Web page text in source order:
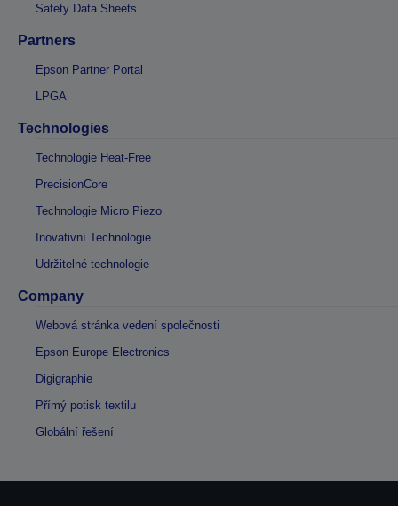
Safety Data Sheets
Partners
Epson Partner Portal
LPGA
Technologies
Technologie Heat-Free
PrecisionCore
Technologie Micro Piezo
Inovativní Technologie
Udržitelné technologie
Company
Webová stránka vedení společnosti
Epson Europe Electronics
Digigraphie
Přímý potisk textilu
Globální řešení